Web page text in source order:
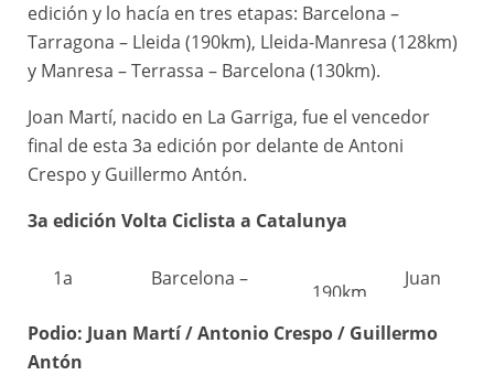
edición y lo hacía en tres etapas: Barcelona –
Tarragona – Lleida (190km), Lleida-Manresa (128km)
y Manresa – Terrassa – Barcelona (130km).
Joan Martí, nacido en La Garriga, fue el vencedor
final de esta 3a edición por delante de Antoni
Crespo y Guillermo Antón.
3a edición Volta Ciclista a Catalunya
1a
Barcelona –
190km
Juan
2a
Podio: Juan Martí / Antonio Crespo / Guillermo
Antón